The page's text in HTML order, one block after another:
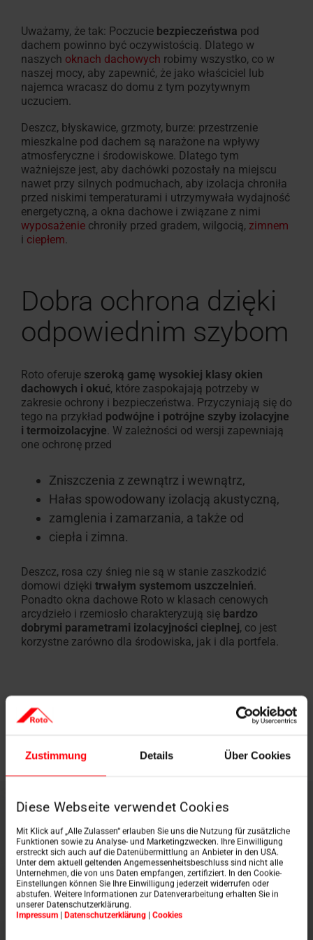
Zustimmung Details Über Cookies
Diese Webseite verwendet Cookies
Mit Klick auf „Alle Zulassen“ erlauben Sie uns die Nutzung für zusätzliche
Funktionen sowie zu Analyse- und Marketingzwecken. Ihre Einwilligung
erstreckt sich auch auf die Datenübermittlung an Anbieter in den USA.
Unter dem aktuell geltenden Angemessenheitsbeschluss sind nicht alle
Unternehmen, die von uns Daten empfangen, zertifiziert. In den Cookie-
Einstellungen können Sie Ihre Einwilligung jederzeit widerrufen oder
abstufen. Weitere Informationen zur Datenverarbeitung erhalten Sie in
unserer Datenschutzerklärung.
Impressum | Datenschutzerklärung | Cookies
Poproś
o
ofertę
Znajdź dekarza w
Roto to umożliwia!
W 100% z
Roto
Okno
do
dachów
płaskich
do
zastosowań
specjalnych
Akcesoria
i
zestawy
Rolety,
markizy
moskitiery
Znajdź
okna
dachowe
Okno uchylne z funkcją
ogrzewania -Designo Heat
Akcesoria wewnętrzne
Akcesoria
Znajdź dekarza w okolicy
Roto to umożliwia!
Zgłoszenie serwisowe
Dla okien dachowych i
Jak
Pliki do pobrania
Karty techniczne,
inne
Często
Wszystko
Uważamy, że tak: Poczucie bezpieczeństwa pod
dachem powinno być oczywistością. Dlatego w
naszych oknach dachowych robimy wszystko, co w
naszej mocy, aby zapewnić, że jako właściciel lub
najemca wracasz do domu z tym pozytywnym
uczuciem.
Deszcz, błyskawice, grzmoty, burze: przestrzenie
mieszkalne pod dachem są narażone na wpływy
atmosferyczne i środowiskowe. Dlatego tym
ważniejsze jest, aby dachówki pozostały na miejscu
nawet przy silnych podmuchach, aby izolacja chroniła
przed niskimi temperaturami i utrzymywała wydajność
energetyczną, a okna dachowe i związane z nimi
wyposażenie chroniły przed gradem, wilgocią, zimnem
i ciepłem.
Dobra ochrona dzięki
odpowiednim szybom
Roto oferuje szeroką gamę wysokiej klasy okien
dachowych i okuć, które zaspokajają potrzeby w
zakresie ochrony i bezpieczeństwa. Przyczyniają się do
tego na przykład podwójne i potrójne szyby izolacyjne
i termoizolacyjne. W zależności od wersji zapewniają
one ochronę przed
Zniszczenia z zewnątrz i wewnątrz,
Hałas spowodowany izolacją akustyczną,
zamglenia i zamarzania, a także od
ciepła i zimna.
Deszcz, rosa czy śnieg nie są w stanie zaszkodzić
domowi dzięki trwałym systemom uszczelnień.
Ponadto okna dachowe Roto w klasach cenowych
arcydzieło i rzemiosło charakteryzują się bardzo
dobrymi parametrami izolacyjności cieplnej, co jest
korzystne zarówno dla środowiska, jak i dla portfela.